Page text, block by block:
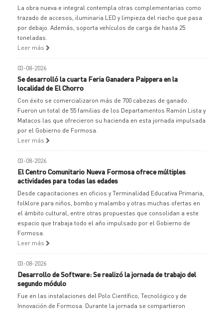
La obra nueva e integral contempla otras complementarias como
trazado de accesos, iluminaria LED y limpieza del riacho que pasa
por debajo. Además, soporta vehículos de carga de hasta 25
toneladas.
Leer más
03-08-2026
Se desarrolló la cuarta Feria Ganadera Paippera en la
localidad de El Chorro
Con éxito se comercializaron más de 700 cabezas de ganado.
Fueron un total de 55 familias de los Departamentos Ramón Lista y
Matacos las que ofrecieron su hacienda en esta jornada impulsada
por el Gobierno de Formosa.
Leer más
03-08-2026
El Centro Comunitario Nueva Formosa ofrece múltiples
actividades para todas las edades
Desde capacitaciones en oficios y Terminalidad Educativa Primaria,
folklore para niños, bombo y malambo y otras muchas ofertas en
el ámbito cultural, entre otras propuestas que consolidan a este
espacio que trabaja todo el año impulsado por el Gobierno de
Formosa.
Leer más
03-08-2026
Desarrollo de Software: Se realizó la jornada de trabajo del
segundo módulo
Fue en las instalaciones del Polo Científico, Tecnológico y de
Innovación de Formosa. Durante la jornada se compartieron